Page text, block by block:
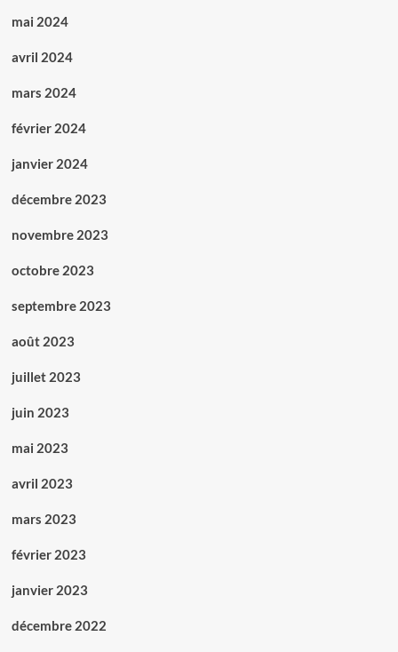
mai 2024
avril 2024
mars 2024
février 2024
janvier 2024
décembre 2023
novembre 2023
octobre 2023
septembre 2023
août 2023
juillet 2023
juin 2023
mai 2023
avril 2023
mars 2023
février 2023
janvier 2023
décembre 2022